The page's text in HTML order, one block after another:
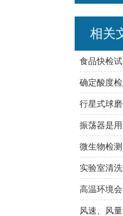
相关
食品快检
确定酸度
行星式球
振荡器是
微生物检
实验室清
高温环境
风速、风